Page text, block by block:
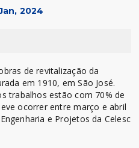
2024
de revitalização da
em 1910, em São José.
trabalhos estão com 70% de
ocorrer entre março e abril
e Projetos da Celesc